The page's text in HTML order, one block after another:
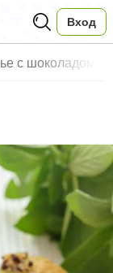
Вход
с шоколадом